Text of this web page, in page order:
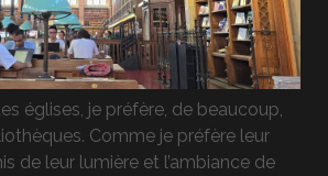
églises, je préfère, de beaucoup,
Comme je préfère leur
de leur lumière et l’ambiance de